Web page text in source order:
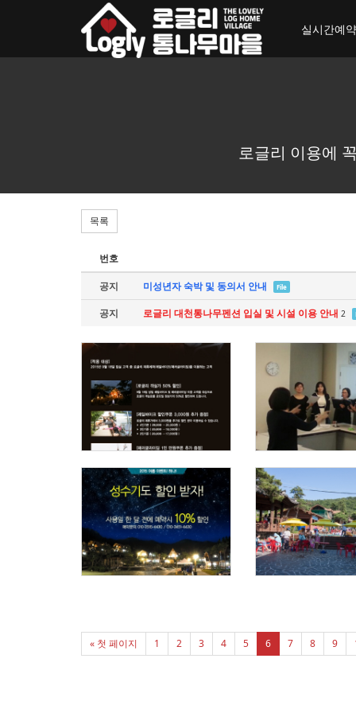
toggle_navigation
실시간예약
로글리 이용에
목록
번호
공지 미성년자 숙박 및 동의서 안내 File
공지 로글리 대천통나무펜션 입실 및 시설 이용 안내 2
« 첫 페이지 1 2 3 4 5 6 7 8 9